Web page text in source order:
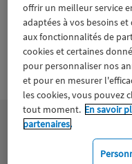
Certifié avecWiztrust
trusted
sources
offrir un meilleur service
adaptées à vos besoins
aux fonctionnalités de
cookies et certaines
pour personnaliser nos
et pour en mesurer
les cookies, vous pouvez
tout moment. En savoir
partenaires.